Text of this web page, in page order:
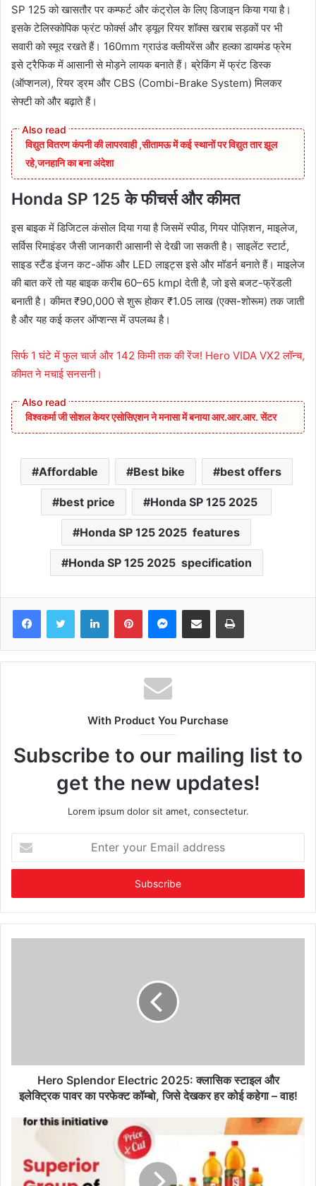
SP 125 को खासतौर पर कम्फर्ट और कंट्रोल के लिए डिजाइन किया गया है।
इसके टेलिस्कोपिक फ्रंट फोर्क्स और ड्यूल रियर शॉक्स खराब सड़कों पर भी
सवारी को स्मूद रखते हैं। 160mm ग्राउंड क्लीयरेंस और हल्का डायमंड फ्रेम
इसे ट्रैफिक में आसानी से मोड़ने लायक बनाते हैं। ब्रेकिंग में फ्रंट डिस्क
(ऑप्शनल), रियर ड्रम और CBS (Combi-Brake System) मिलकर
सेफ्टी को और बढ़ाते हैं।
विद्युत वितरण कंपनी की लापरवाही ,सीतामऊ में कई स्थानों पर विद्युत तार झूल
रहे,जनहानि का बना अंदेशा
Honda SP 125 के फीचर्स और कीमत
इस बाइक में डिजिटल कंसोल दिया गया है जिसमें स्पीड, गियर पोज़िशन, माइलेज,
सर्विस रिमाइंडर जैसी जानकारी आसानी से देखी जा सकती है। साइलेंट स्टार्ट,
साइड स्टैंड इंजन कट-ऑफ और LED लाइट्स इसे और मॉडर्न बनाते हैं। माइलेज
की बात करें तो यह बाइक करीब 60–65 kmpl देती है, जो इसे बजट-फ्रेंडली
बनाती है। कीमत ₹90,000 से शुरू होकर ₹1.05 लाख (एक्स-शोरूम) तक जाती
है और यह कई कलर ऑप्शन्स में उपलब्ध है।
सिर्फ 1 घंटे में फुल चार्ज और 142 किमी तक की रेंज! Hero VIDA VX2 लॉन्च,
कीमत ने मचाई सनसनी।
विश्वकर्मा जी सोशल केयर एसोसिएशन ने मनासा में बनाया आर.आर.आर. सेंटर
Affordable Best bike best offers
best price Honda SP 125 2025
Honda SP 125 2025 features
Honda SP 125 2025 specification
FacebookTwitter LinkedInPinterestMessenger
Share via Email Print
With Product You Purchase
Subscribe to our mailing list to
get the new updates!
Lorem ipsum dolor sit amet, consectetur.
your
Email
Hero Splendor Electric 2025: क्लासिक स्टाइल और
इलेक्ट्रिक पावर का परफेक्ट कॉम्बो, जिसे देखकर हर कोई कहेगा – वाह!